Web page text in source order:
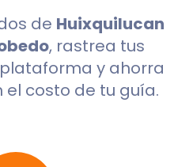
de Huixquilucan
, rastrea tus
y ahorra
el costo de tu guía.